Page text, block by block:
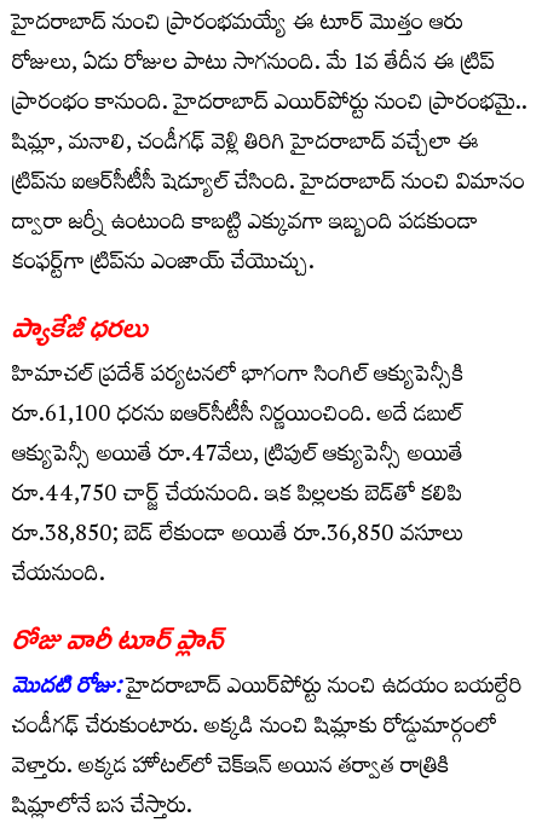
హైదరాబాద్ నుంచి ప్రారంభమయ్యే ఈ టూర్ మొత్తం ఆరు
రోజులు, ఏడు రోజుల పాటు సాగనుంది. మే 1వ తేదీన ఈ ట్రిప్
ప్రారంభం కానుంది. హైదరాబాద్ ఎయిర్‌పోర్టు నుంచి ప్రారంభమై..
షిమ్లా, మనాలి, చండీగఢ్‌ వెళ్లి తిరిగి హైదరాబాద్ వచ్చేలా ఈ
ట్రిప్‌ను ఐఆర్‌సీటీసీ షెడ్యూల్ చేసింది. హైదరాబాద్ నుంచి విమానం
ద్వారా జర్నీ ఉంటుంది కాబట్టి ఎక్కువగా ఇబ్బంది పడకుండా
కంఫర్ట్‌గా ట్రిప్‌ను ఎంజాయ్ చేయొచ్చు.
ప్యాకేజీ ధరలు
హిమాచల్ ప్రదేశ్ పర్యటనలో భాగంగా సింగిల్ ఆక్యుపెన్సీకి
రూ.61,100 ధరను ఐఆర్‌సీటీసీ నిర్ణయించింది. అదే డబుల్
ఆక్యుపెన్సీ అయితే రూ.47వేలు, ట్రిపుల్ ఆక్యుపెన్సీ అయితే
రూ.44,750 చార్జ్ చేయనుంది. ఇక పిల్లలకు బెడ్‌తో కలిపి
రూ.38,850; బెడ్ లేకుండా అయితే రూ.36,850 వసూలు
చేయనుంది.
రోజు వారీ టూర్ ప్లాన్
మొదటి రోజు:హైదరాబాద్ ఎయిర్‌పోర్టు నుంచి ఉదయం బయల్దేరి
చండీగఢ్ చేరుకుంటారు. అక్కడి నుంచి షిమ్లాకు రోడ్డుమార్గంలో
వెళ్తారు. అక్కడ హోటల్‌లో చెక్‌ఇన్ అయిన తర్వాత రాత్రికి
షిమ్లాలోనే బస చేస్తారు.